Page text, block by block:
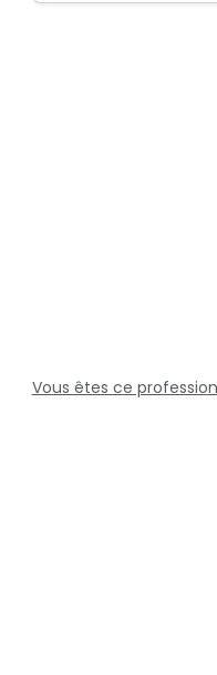
Vous êtes ce